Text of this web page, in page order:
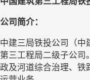
公司简介：
中建三局铁投公司（中
第三工程局二级子公司
政及河道综合治理、铁